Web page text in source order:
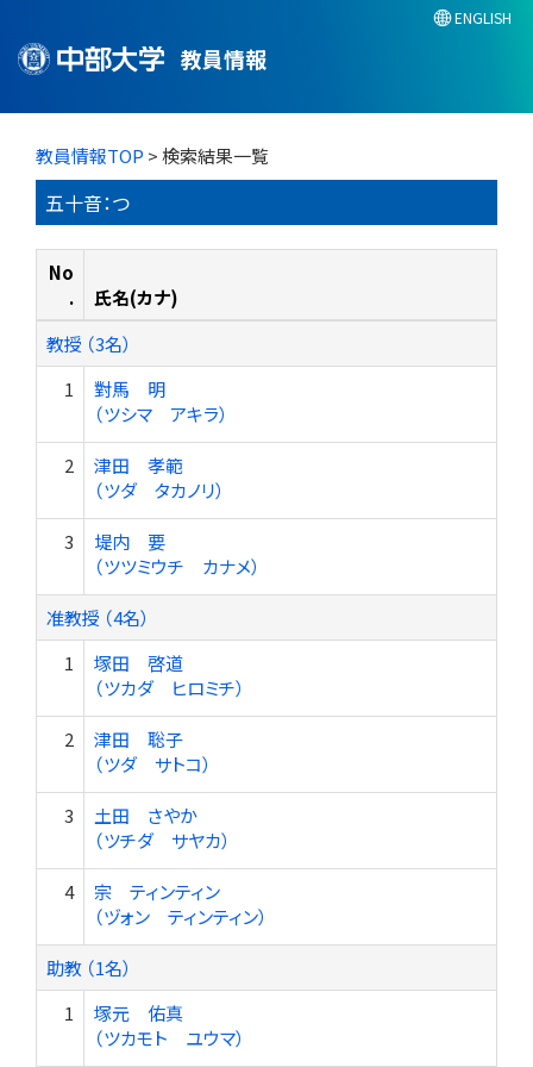
教員情報
ENGLISH
教員情報TOP > 検索結果一覧
五十音：つ
No
.
氏名(カナ)
教授 （3名）
1
對馬 明
（ツシマ アキラ）
2
津田 孝範
（ツダ タカノリ）
3
堤内 要
（ツツミウチ カナメ）
准教授 （4名）
1
塚田 啓道
（ツカダ ヒロミチ）
2
津田 聡子
（ツダ サトコ）
3
土田 さやか
（ツチダ サヤカ）
4
宗 ティンティン
（ヅォン ティンティン）
助教 （1名）
1
塚元 佑真
（ツカモト ユウマ）